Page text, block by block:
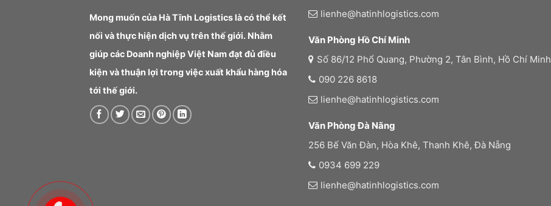
Mong muốn của Hà Tĩnh Logistics là có thể kết
nối và thực hiện dịch vụ trên thế giới. Nhằm
giúp các Doanh nghiệp Việt Nam đạt đủ điều
kiện và thuận lợi trong việc xuất khẩu hàng hóa
tới thế giới.
lienhe@hatinhlogistics.com
Văn Phòng Hồ Chí Minh
Số 86/12 Phổ Quang, Phường 2, Tân Bình, Hồ Chí Minh
090 226 8618
lienhe@hatinhlogistics.com
Văn Phòng Đà Nãng
256 Bế Văn Đàn, Hòa Khê, Thanh Khê, Đà Nẵng
0934 699 229
lienhe@hatinhlogistics.com